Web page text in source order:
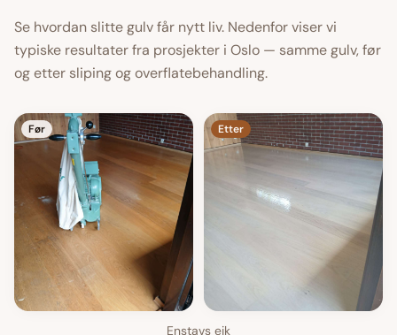
Se hvordan slitte gulv får nytt liv. Nedenfor viser vi
typiske resultater fra prosjekter i Oslo — samme gulv, før
og etter sliping og overflatebehandling.
Før Etter
Enstavs eik